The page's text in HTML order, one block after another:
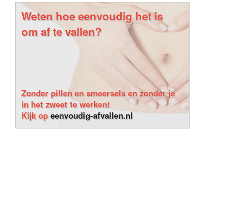
Weten hoe eenvoudig het is
om af te vallen?
Zonder pillen en smeersels en zonder je
in het zweet te werken!
Kijk opeenvoudig-afvallen.nl